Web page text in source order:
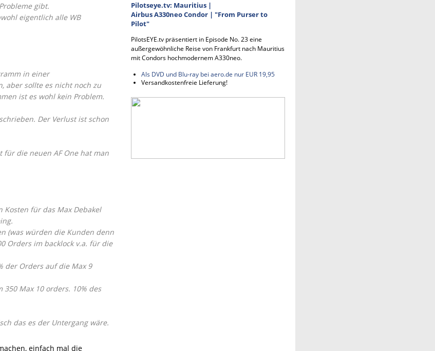
gibt.
eigentlich alle WB
in einer
aber sollte es nicht noch zu
ist es wohl kein Problem.
Der Verlust ist schon
für die neuen AF One hat man
Kosten für das Max Debakel
(was würden die Kunden denn
Orders im backlock v.a. für die
der Orders auf die Max 9
Max 10 orders. 10% des
das es der Untergang wäre.
einfach mal die
Pilotseye.tv: Mauritius |
Airbus A330neo Condor | "From Purser to
Pilot"
PilotsEYE.tv präsentiert in Episode No. 23 eine
außergewöhnliche Reise von Frankfurt nach Mauritius
mit Condors hochmodernem A330neo.
Als DVD und Blu-ray bei aero.de nur EUR 19,95
Versandkostenfreie Lieferung!